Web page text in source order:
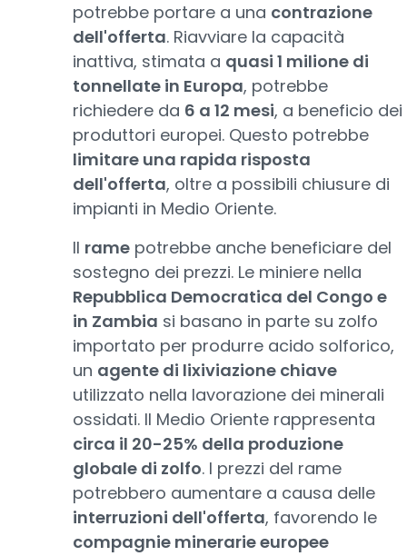
potrebbe portare a una contrazione
dell'offerta. Riavviare la capacità
inattiva, stimata a quasi 1 milione di
tonnellate in Europa, potrebbe
richiedere da 6 a 12 mesi, a beneficio dei
produttori europei. Questo potrebbe
limitare una rapida risposta
dell'offerta, oltre a possibili chiusure di
impianti in Medio Oriente.
Il rame potrebbe anche beneficiare del
sostegno dei prezzi. Le miniere nella
Repubblica Democratica del Congo e
in Zambia si basano in parte su zolfo
importato per produrre acido solforico,
un agente di lixiviazione chiave
utilizzato nella lavorazione dei minerali
ossidati. Il Medio Oriente rappresenta
circa il 20-25% della produzione
globale di zolfo. I prezzi del rame
potrebbero aumentare a causa delle
interruzioni dell'offerta, favorendo le
compagnie minerarie europee